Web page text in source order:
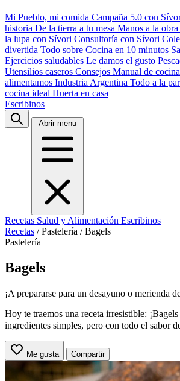
Mi Pueblo, mi comida Campaña 5.0 con
historia De la tierra a tu mesa Manos a la obra
la lupa con Sívori Consultoría con Sívori
divertida Todo sobre Cocina en 10 minutos
Ejercicios saludables Le damos el gusto
Utensilios caseros Consejos Manual de cocina
alimentamos Industria Argentina Todo a la
cocina ideal Huerta en casa
Escribinos
Abrir menu
Recetas Salud y Alimentación Escribinos
Recetas / Pastelería / Bagels
Pastelería
Bagels
¡A prepararse para un desayuno o merienda
Hoy te traemos una receta irresistible:
ingredientes simples, pero con todo el sabor
Me gusta Compartir